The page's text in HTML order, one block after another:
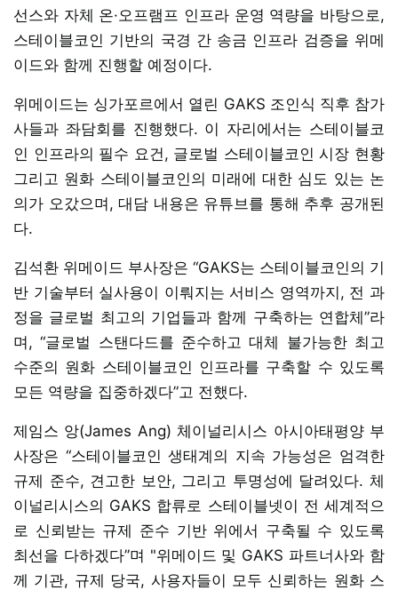
선스와 자체 온·오프램프 인프라 운영 역량을 바탕으로,
스테이블코인 기반의 국경 간 송금 인프라 검증을 위메
이드와 함께 진행할 예정이다.
위메이드는 싱가포르에서 열린 GAKS 조인식 직후 참가
사들과 좌담회를 진행했다. 이 자리에서는 스테이블코
인 인프라의 필수 요건, 글로벌 스테이블코인 시장 현황
그리고 원화 스테이블코인의 미래에 대한 심도 있는 논
의가 오갔으며, 대담 내용은 유튜브를 통해 추후 공개된
다.
김석환 위메이드 부사장은 “GAKS는 스테이블코인의 기
반 기술부터 실사용이 이뤄지는 서비스 영역까지, 전 과
정을 글로벌 최고의 기업들과 함께 구축하는 연합체”라
며, “글로벌 스탠다드를 준수하고 대체 불가능한 최고
수준의 원화 스테이블코인 인프라를 구축할 수 있도록
모든 역량을 집중하겠다”고 전했다.
제임스 앙(James Ang) 체이널리시스 아시아태평양 부
사장은 “스테이블코인 생태계의 지속 가능성은 엄격한
규제 준수, 견고한 보안, 그리고 투명성에 달려있다. 체
이널리시스의 GAKS 합류로 스테이블넷이 전 세계적으
로 신뢰받는 규제 준수 기반 위에서 구축될 수 있도록
최선을 다하겠다”며 "위메이드 및 GAKS 파트너사와 함
께 기관, 규제 당국, 사용자들이 모두 신뢰하는 원화 스